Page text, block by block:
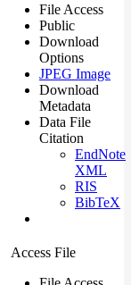
File Access
Public
Download
Options
JPEG Image
Download
Metadata
Data File
Citation
EndNote
XML
RIS
BibTeX
Access File